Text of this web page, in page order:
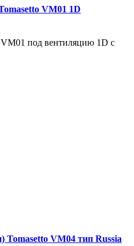
VM01 1D
под вентиляцию 1D с
Tomasetto VM04 тип Russia